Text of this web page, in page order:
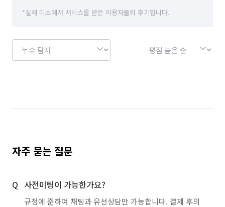
*실제 미소에서 서비스를 받은 이용자들의 후기입니다.
자주 묻는 질문
사전미팅이 가능한가요?
규정에 준하여 채팅과 유선상담만 가능합니다. 결제 후의